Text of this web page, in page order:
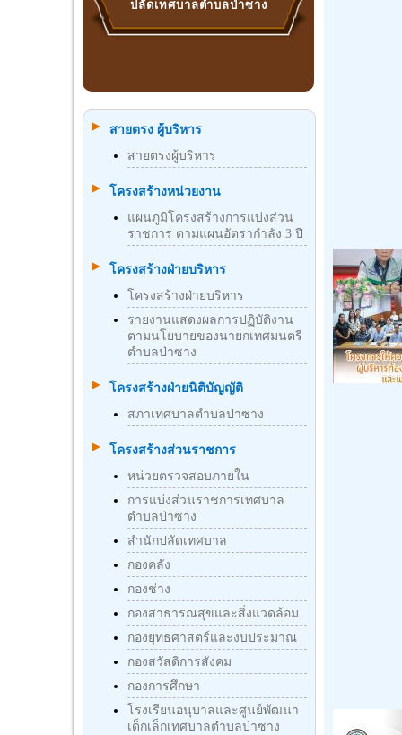
ปลัดเทศบาลตำบลป่าซาง
สายตรง ผู้บริหาร
สายตรงผู้บริหาร
โครงสร้างหน่วยงาน
แผนภูมิโครงสร้างการแบ่งส่วน
ราชการ ตามแผนอัตรากำลัง 3 ปี
โครงสร้างฝ่ายบริหาร
โครงสร้างฝ่ายบริหาร
รายงานแสดงผลการปฏิบัติงาน
ตามนโยบายของนายกเทศมนตรี
ตำบลป่าซาง
โครงสร้างฝ่ายนิติบัญญัติ
สภาเทศบาลตำบลป่าซาง
โครงสร้างส่วนราชการ
หน่วยตรวจสอบภายใน
การแบ่งส่วนราชการเทศบาล
ตำบลป่าซาง
สำนักปลัดเทศบาล
กองคลัง
กองช่าง
กองสาธารณสุขและสิ่งแวดล้อม
กองยุทธศาสตร์และงบประมาณ
กองสวัสดิการสังคม
กองการศึกษา
โรงเรียนอนุบาลและศูนย์พัฒนา
เด็กเล็กเทศบาลตำบลป่าซาง